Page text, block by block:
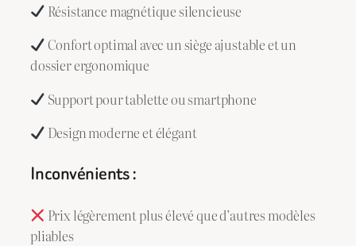
Résistance magnétique silencieuse
Confort optimal avec un siège ajustable et un
dossier ergonomique
Support pour tablette ou smartphone
Design moderne et élégant
Inconvénients :
Prix légèrement plus élevé que d’autres modèles
pliables